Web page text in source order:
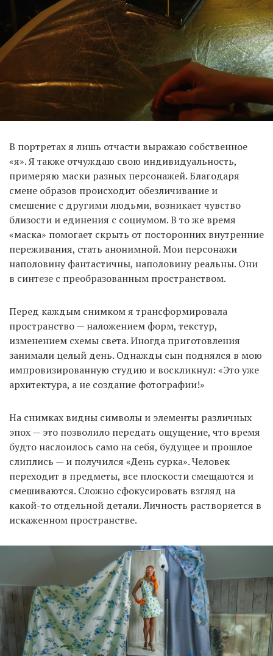
В портретах я лишь отчасти выражаю собственное
«я». Я также отчуждаю свою индивидуальность,
примеряю маски разных персонажей. Благодаря
смене образов происходит обезличивание и
смешение с другими людьми, возникает чувство
близости и единения с социумом. В то же время
«маска» помогает скрыть от посторонних внутренние
переживания, стать анонимной. Мои персонажи
наполовину фантастичны, наполовину реальны. Они
в синтезе с преобразованным пространством.
Перед каждым снимком я трансформировала
пространство — наложением форм, текстур,
изменением схемы света. Иногда приготовления
занимали целый день. Однажды сын поднялся в мою
импровизированную студию и воскликнул: «Это уже
архитектура, а не создание фотографии!»
На снимках видны символы и элементы различных
эпох — это позволило передать ощущение, что время
будто наслоилось само на себя, будущее и прошлое
слиплись — и получился «День сурка». Человек
переходит в предметы, все плоскости смещаются и
смешиваются. Сложно сфокусировать взгляд на
какой-то отдельной детали. Личность растворяется в
искаженном пространстве.